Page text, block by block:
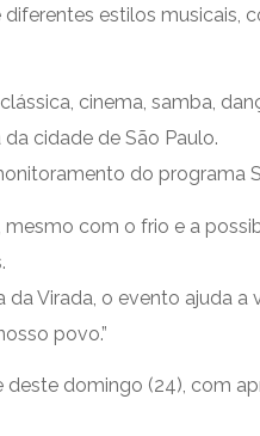
estilos musicais,
cinema, samba,
cidade de São Paulo.
do
com o frio e a
da Virada, o evento ajuda
povo.”
domingo (24), com